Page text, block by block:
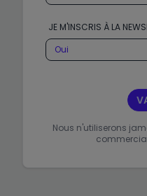
JE M'INSCRIS À LA
Nous n'utiliserons